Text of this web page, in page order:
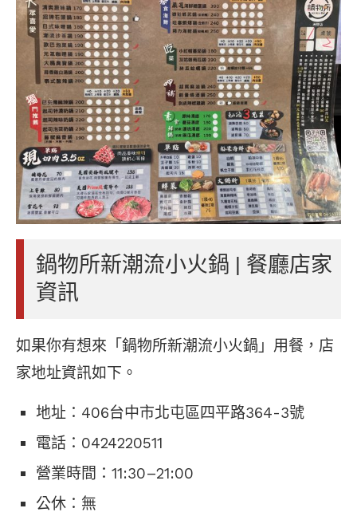
鍋物所新潮流小火鍋 | 餐廳店家
資訊
如果你有想來「鍋物所新潮流小火鍋」用餐，店
家地址資訊如下。
地址：406台中市北屯區四平路364-3號
電話：0424220511
營業時間：11:30–21:00
公休：無